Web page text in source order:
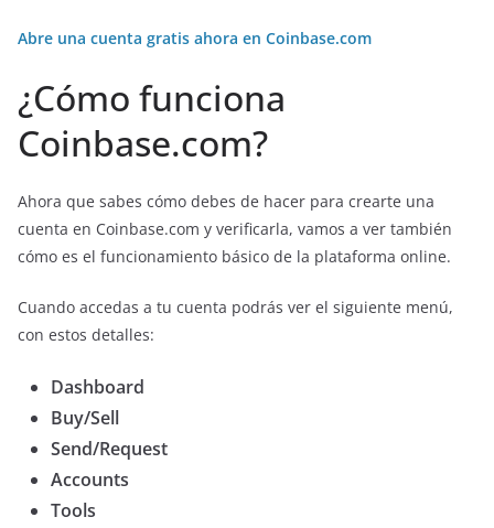
Abre una cuenta gratis ahora en Coinbase.com
¿Cómo funciona
Coinbase.com?
Ahora que sabes cómo debes de hacer para crearte una
cuenta en Coinbase.com y verificarla, vamos a ver también
cómo es el funcionamiento básico de la plataforma online.
Cuando accedas a tu cuenta podrás ver el siguiente menú,
con estos detalles:
Dashboard
Buy/Sell
Send/Request
Accounts
Tools